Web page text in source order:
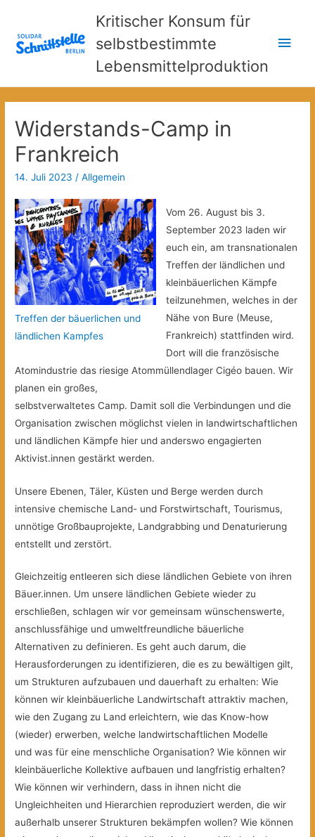
Kritischer Konsum für
selbstbestimmte
Lebensmittelproduktion
Widerstands-Camp in
Frankreich
14. Juli 2023 /Allgemein
Treffen der bäuerlichen und
ländlichen Kampfes
Vom 26. August bis 3.
September 2023 laden wir
euch ein, am transnationalen
Treffen der ländlichen und
kleinbäuerlichen Kämpfe
teilzunehmen, welches in der
Nähe von Bure (Meuse,
Frankreich) stattfinden wird.
Dort will die französische
Atomindustrie das riesige Atommüllendlager Cigéo bauen. Wir
planen ein großes,
selbstverwaltetes Camp. Damit soll die Verbindungen und die
Organisation zwischen möglichst vielen in landwirtschaftlichen
und ländlichen Kämpfe hier und anderswo engagierten
Aktivist.innen gestärkt werden.
Unsere Ebenen, Täler, Küsten und Berge werden durch
intensive chemische Land- und Forstwirtschaft, Tourismus,
unnötige Großbauprojekte, Landgrabbing und Denaturierung
entstellt und zerstört.
Gleichzeitig entleeren sich diese ländlichen Gebiete von ihren
Bäuer.innen. Um unsere ländlichen Gebiete wieder zu
erschließen, schlagen wir vor gemeinsam wünschenswerte,
anschlussfähige und umweltfreundliche bäuerliche
Alternativen zu definieren. Es geht auch darum, die
Herausforderungen zu identifizieren, die es zu bewältigen gilt,
um Strukturen aufzubauen und dauerhaft zu erhalten: Wie
können wir kleinbäuerliche Landwirtschaft attraktiv machen,
wie den Zugang zu Land erleichtern, wie das Know-how
(wieder) erwerben, welche landwirtschaftlichen Modelle
und was für eine menschliche Organisation? Wie können wir
kleinbäuerliche Kollektive aufbauen und langfristig erhalten?
Wie können wir verhindern, dass in ihnen nicht die
Ungleichheiten und Hierarchien reproduziert werden, die wir
außerhalb unserer Strukturen bekämpfen wollen? Wie können